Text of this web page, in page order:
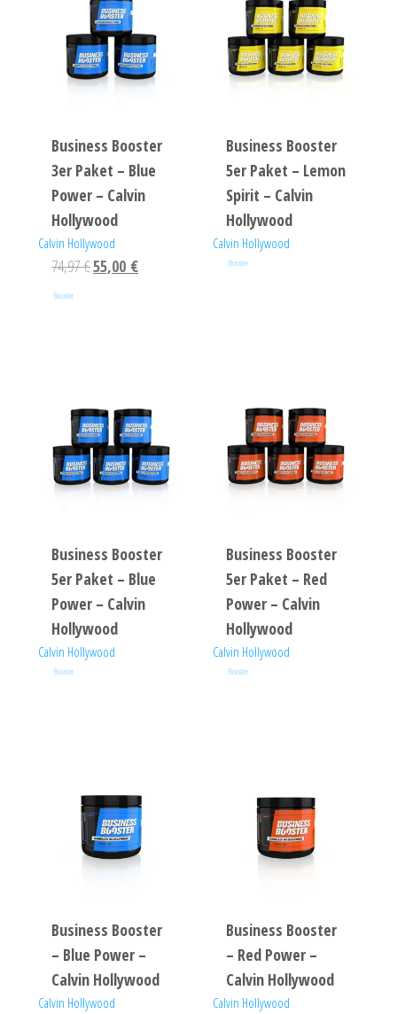
Business Booster
3er Paket – Blue
Power – Calvin
Hollywood
Calvin Hollywood
74,97€55,00 €
Booster
Business Booster
5er Paket – Lemon
Spirit – Calvin
Hollywood
Calvin Hollywood
Booster
Business Booster
5er Paket – Blue
Power – Calvin
Hollywood
Calvin Hollywood
Booster
Business Booster
5er Paket – Red
Power – Calvin
Hollywood
Calvin Hollywood
Booster
Business Booster
– Blue Power –
Calvin Hollywood
Calvin Hollywood
Business Booster
– Red Power –
Calvin Hollywood
Calvin Hollywood